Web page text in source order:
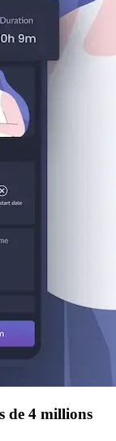
de 4 millions